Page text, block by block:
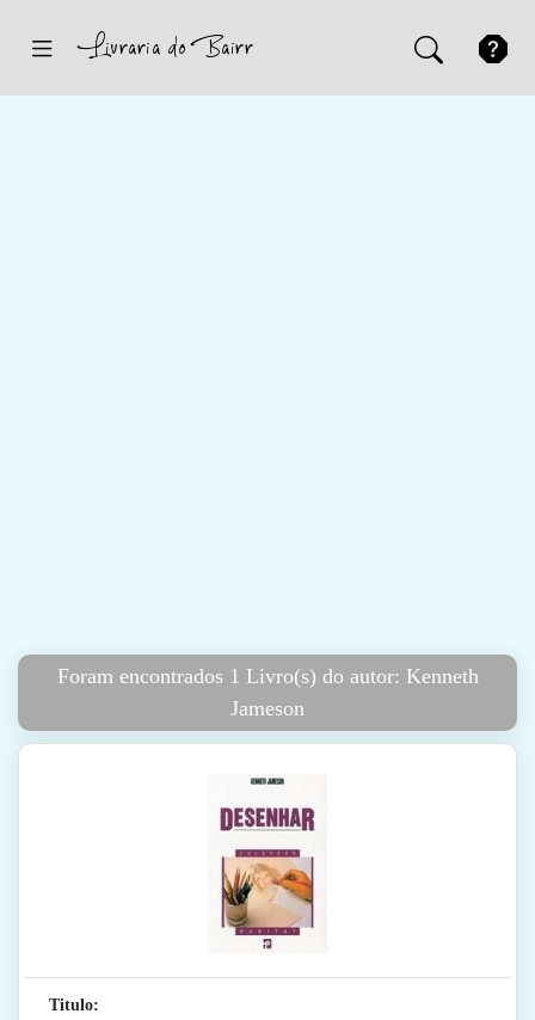
Foram encontrados 1 Livro(s) do autor: Kenneth
Jameson
Titulo: